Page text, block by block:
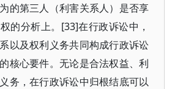
的第三人（利害关系人）是否享
的分析上。[33]在行政诉讼中，
以及权利义务共同构成行政诉讼
核心要件。无论是合法权益、利
务，在行政诉讼中归根结底可以